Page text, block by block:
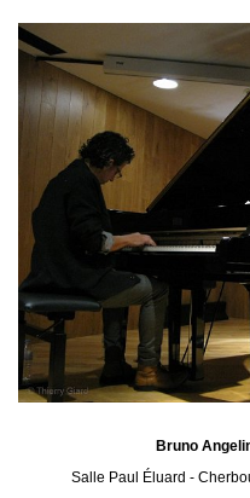
Bruno
Salle Paul Éluard -